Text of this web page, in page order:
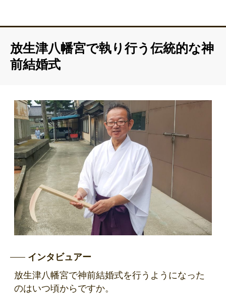
放生津八幡宮で執り行う伝統的な神
前結婚式
インタビュアー
放生津八幡宮で神前結婚式を行うようになった
のはいつ頃からですか。